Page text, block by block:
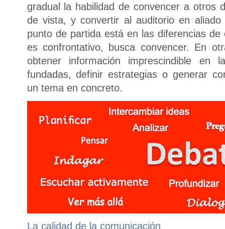
gradual la habilidad de convencer a otros
de vista, y convertir al auditorio en
punto de partida está en las diferencias
es confrontativo, busca convencer. En
obtener información imprescindible en
fundadas, definir estrategias o generar
un tema en concreto.
La calidad de la comunicación